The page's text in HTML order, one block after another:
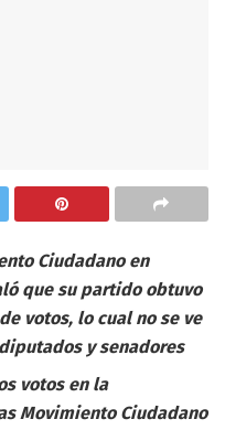
Ciudadano en
que su partido obtuvo
votos, lo cual no se ve
y senadores
votos en la
Movimiento Ciudadano